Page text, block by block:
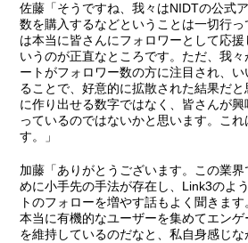
佐藤「そうですね、我々はNIDTの公式
数を購入するなどということは一切行
は本当に皆さんにフォロワーとして応
いうのが正直なところです。ただ、我
ートがフォロワー数の方に注目され、
ることで、好意的に拡散された結果だ
に作り出せる数字ではなく、皆さんが
っているのではないかと思います。こ
す。」
加藤「ありがとうございます。この業
めに小手先の手法が存在し、Link3のよ
トのフォローを増やす話もよく聞きま
本当に有機的なユーザーを集めてエン
を維持しているのだなと、私自身感じな